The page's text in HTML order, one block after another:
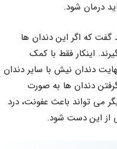
درمان شود.
که اگر این دندان ها
اینکار فقط با کمک
دندان نیش با سایر دندان
دندان ها به صورت
می تواند باعث عفونت، درد
از این دست شود.